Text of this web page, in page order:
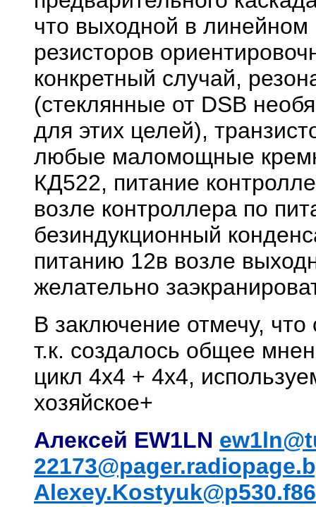
что выходной в
резисторов
конкретный случай,
(стеклянные от DSB
для этих целей),
любые маломощные
КД522, питание
возле контроллера по
безиндукционный
питанию 12в возле
желательно
В заключение отмечу,
т.к. создалось общее
цикл 4x4 + 4x4,
хозяйское+
Алексей EW1LN